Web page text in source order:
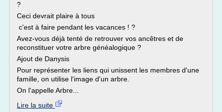
?
Ceci devrait plaire à tous
c'est à faire pendant les vacances ! ?
Avez-vous déjà tenté de retrouver vos ancêtres et de
reconstituer votre arbre généalogique ?
Ajout de Danysis
Pour représenter les liens qui unissent les membres d'une
famille, on utilise l'image d'un arbre.
On l'appelle Arbre...
Lire la suite